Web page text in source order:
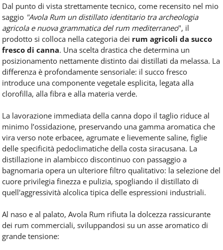
Dal punto di vista strettamente tecnico, come recensito nel mio
saggio "Avola Rum un distillato identitario tra archeologia
agricola e nuova grammatica del rum mediterraneo", il
prodotto si colloca nella categoria dei rum agricoli da succo
fresco di canna. Una scelta drastica che determina un
posizionamento nettamente distinto dai distillati da melassa. La
differenza è profondamente sensoriale: il succo fresco
introduce una componente vegetale esplicita, legata alla
clorofilla, alla fibra e alla materia verde.
La lavorazione immediata della canna dopo il taglio riduce al
minimo l’ossidazione, preservando una gamma aromatica che
vira verso note erbacee, agrumate e lievemente saline, figlie
delle specificità pedoclimatiche della costa siracusana. La
distillazione in alambicco discontinuo con passaggio a
bagnomaria opera un ulteriore filtro qualitativo: la selezione del
cuore privilegia finezza e pulizia, spogliando il distillato di
quell'aggressività alcolica tipica delle espressioni industriali.
Al naso e al palato, Avola Rum rifiuta la dolcezza rassicurante
dei rum commerciali, sviluppandosi su un asse aromatico di
grande tensione: